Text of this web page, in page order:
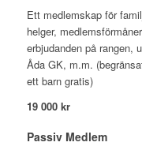
Ett medlemskap för
helger,
erbjudanden på rangen,
Åda GK, m.m.
ett barn gratis)
19 000 kr
Passiv Medlem